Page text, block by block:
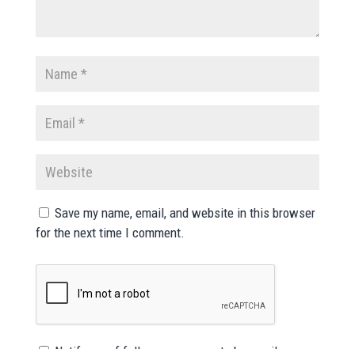
Save my name, email, and website in this browser
for the next time I comment.